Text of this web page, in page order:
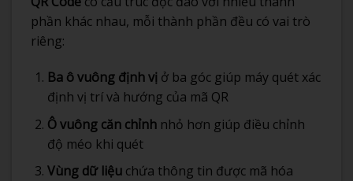
phần khác nhau, mỗi thành phần đều có vai trò
riêng:
Ba ô vuông định vị ở ba góc giúp máy quét xác
định vị trí và hướng của mã QR
Ô vuông căn chỉnhnhỏ hơn giúp điều chỉnh
độ méo khi quét
Vùng dữ liệuchứa thông tin được mã hóa